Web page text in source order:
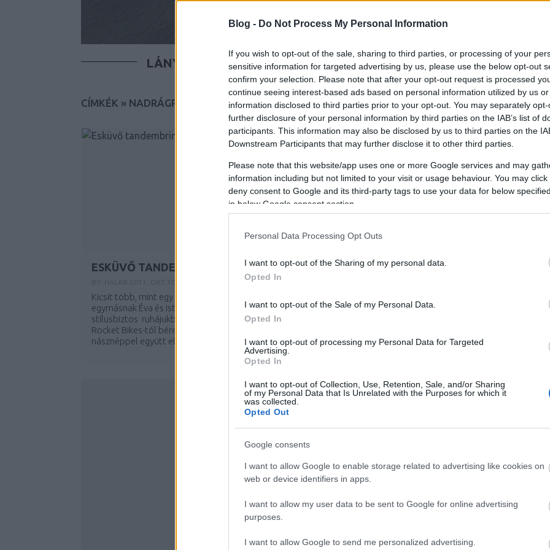
Blog - Do Not Process My Personal Information
If you wish to opt-out of the sale, sharing to third parties, or processing of your
sensitive information for targeted advertising by us, please use the below opt-out
confirm your selection. Please note that after your opt-out request is processed
continue seeing interest-based ads based on personal information utilized by us
information disclosed to third parties prior to your opt-out. You may separately
further disclosure of your personal information by third parties on the IAB’s list of
participants. This information may also be disclosed by us to third parties on the
Downstream Participants that may further disclose it to other third parties.
Please note that this website/app uses one or more Google services and may
information including but not limited to your visit or usage behaviour. You may
deny consent to Google and its third-party tags to use your data for below
in below Google consent section.
Personal Data Processing Opt Outs
I want to opt-out of the Sharing of my personal data.
Opted In
I want to opt-out of the Sale of my Personal Data.
Opted In
I want to opt-out of processing my Personal Data for Targeted
Advertising.
Opted In
I want to opt-out of Collection, Use, Retention, Sale, and/or Sharing
of my Personal Data that Is Unrelated with the Purposes for which it
was collected.
Opted Out
Google consents
I want to allow Google to enable storage related to advertising like cookies on
web or device identifiers in apps.
I want to allow my user data to be sent to Google for online advertising
purposes.
I want to allow Google to send me personalized advertising.
LÁNYOK FIÚK TIPPEK GYEREKKEL SZOKNYÁBAN
KÜLDJ FOTÓT
CÍMKÉK » NADRÁGPÁNT
ESKÜVŐ TANDEMBRINGÁN
Kicsit több, mint egy hete mondott igent
egymásnak Éva és István. Az eskü után
stílusbiztos ruhájukban felpattantak egy
Rocket Bikes-tól bérelt tandemre és a
násznéppel együtt eltekertek a Hősök tere...
A bicikli nem egyszerűen közlekedési eszköz,
hanem egy igazi stíluselem. Nem kér
hiszen maga öltöztet. És még a városokat is
-